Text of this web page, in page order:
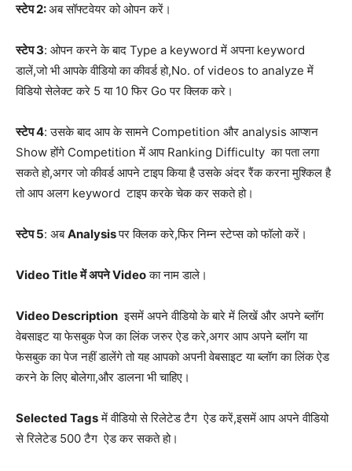
स्टेप 2:अब सॉफ्टवेयर को ओपन करें।
स्टेप 3: ओपन करने के बाद Type a keyword में अपना keyword
डालें,जो भी आपके वीडियो का कीवर्ड हो,No. of videos to analyze में
विडियो सेलेक्ट करे 5 या 10 फिर Go पर क्लिक करे।
स्टेप 4: उसके बाद आप के सामने Competition और analysis आप्शन
Show होंगे Competition में आप Ranking Difficulty का पता लगा
सकते हो,अगर जो कीवर्ड आपने टाइप किया है उसके अंदर रैंक करना मुश्किल है
तो आप अलग keyword टाइप करके चेक कर सकते हो।
स्टेप 5: अबAnalysisपर क्लिक करे,फिर निम्न स्टेप्स को फॉलो करें।
Video Title में अपने Videoका नाम डाले।
Video Description इसमें अपने वीडियो के बारे में लिखें और अपने ब्लॉग
वेबसाइट या फेसबुक पेज का लिंक जरुर ऐड करे,अगर आप अपने ब्लॉग या
फेसबुक का पेज नहीं डालेंगे तो यह आपको अपनी वेबसाइट या ब्लॉग का लिंक ऐड
करने के लिए बोलेगा,और डालना भी चाहिए।
Selected Tagsमें वीडियो से रिलेटेड टैग ऐड करें,इसमें आप अपने वीडियो
से रिलेटेड 500 टैग ऐड कर सकते हो।